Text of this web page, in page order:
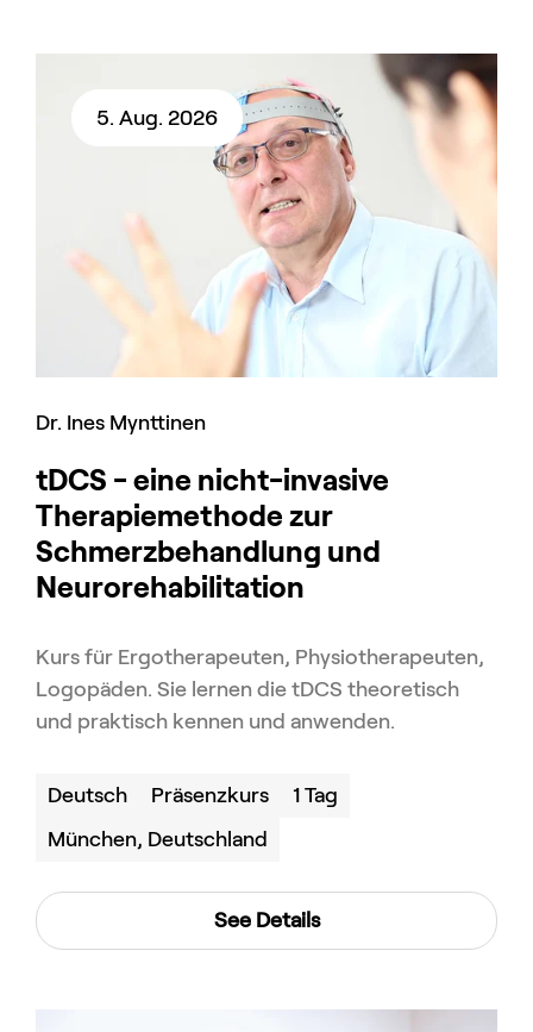
5. Aug. 2026
Dr. Ines Mynttinen
tDCS - eine nicht-invasive
Therapiemethode zur
Schmerzbehandlung und
Neurorehabilitation
Kurs für Ergotherapeuten, Physiotherapeuten,
Logopäden. Sie lernen die tDCS theoretisch
und praktisch kennen und anwenden.
Deutsch
Präsenzkurs
München, Deutschland
1 Tag
See Details